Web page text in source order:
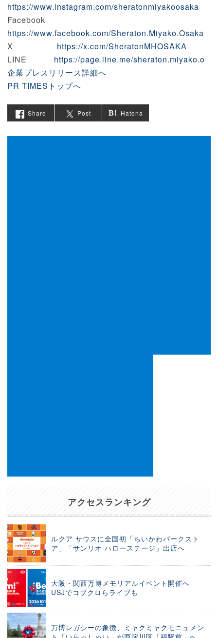
https://www.instagram.com/sheratonmiyakoosaka
Facebook
https://www.facebook.com/Sheraton.Miyako.Osaka
X https://x.com/SheratonMHOSAKA
LINE https://page.line.me/sheraton.miyako.o
企業プレスリリース詳細へ
PR TIMESトップへ
Share Post Hatena
アクセスランキング
ルクア サウスに全国初「ちいかわパークスト
ア」「サンリオ ハローステージ」出店へ
大阪・関西万博メモリアルイベント開催へ
USJでコブクロらライブも
万博レガシーの象徴、ミャクミャクモニュメン